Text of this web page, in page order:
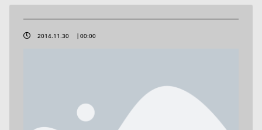
2014.11.30 | 00:00